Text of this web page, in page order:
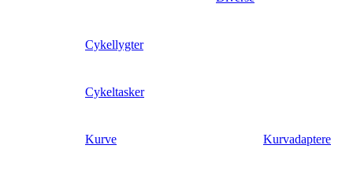
Cykellygter
Cykeltasker
Kurve Kurvadaptere